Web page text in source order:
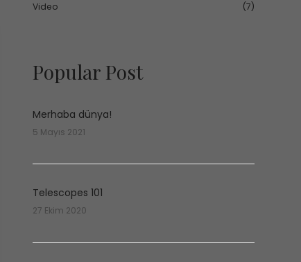
Video (7)
Popular Post
Merhaba dünya!
5 Mayıs 2021
Telescopes 101
27 Ekim 2020